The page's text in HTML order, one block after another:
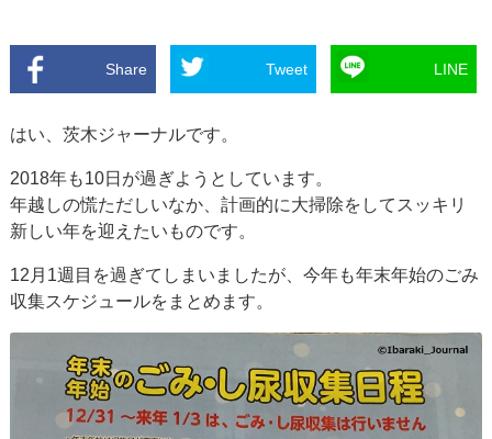
Share Tweet LINE
はい、茨木ジャーナルです。
2018年も10日が過ぎようとしています。
年越しの慌ただしいなか、計画的に大掃除をしてスッキリ
新しい年を迎えたいものです。
12月1週目を過ぎてしまいましたが、今年も年末年始のごみ
収集スケジュールをまとめます。